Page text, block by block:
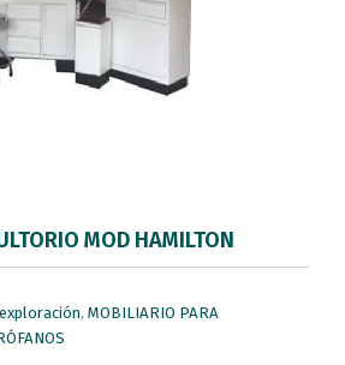
MOD HAMILTON
, MOBILIARIO PARA